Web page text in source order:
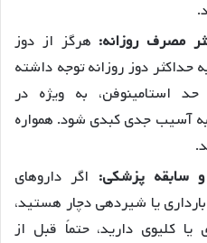
مصرف روزانه: هرگز از دوز
حداکثر دوز روزانه توجه داشته
استامینوفن، به ویژه در
به آسیب جدی کبدی شود. همواره
سابقه پزشکی: اگر داروهای
یا شیردهی دچار هستید،
یا کلیوی دارید، حتماً قبل از